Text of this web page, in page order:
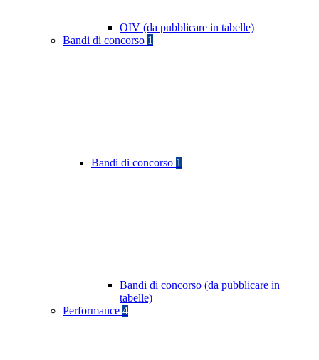
OIV (da pubblicare in tabelle)
Bandi di concorso 1
Bandi di concorso 1
Bandi di concorso (da pubblicare in
tabelle)
Performance 4